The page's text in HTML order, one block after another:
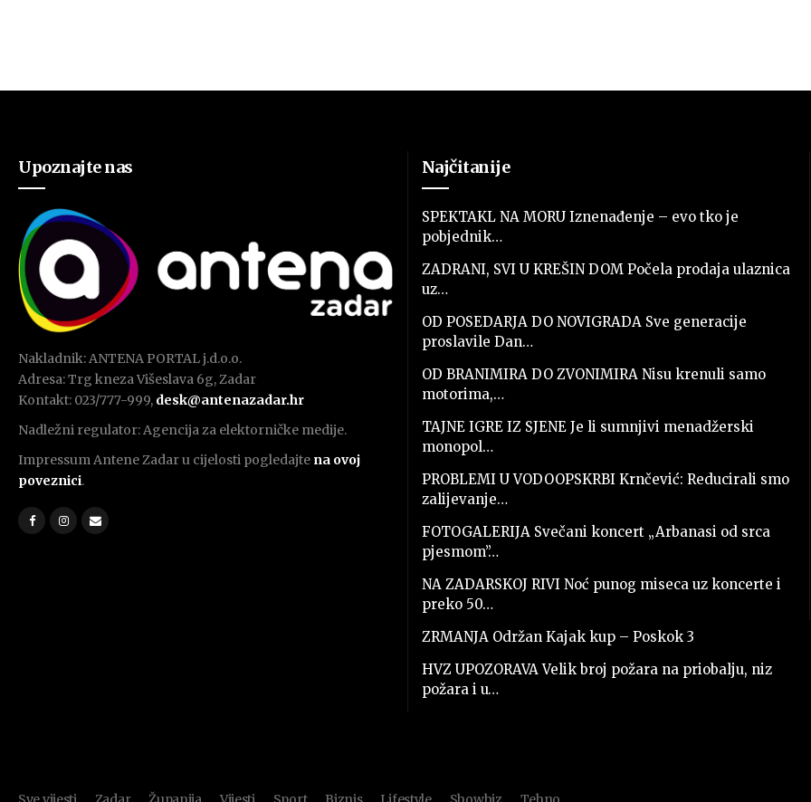
Upoznajte nas
Nakladnik: ANTENA PORTAL j.d.o.o.
Adresa: Trg kneza Višeslava 6g, Zadar
Kontakt: 023/777-999, desk@antenazadar.hr
Nadležni regulator: Agencija za elektorničke medije.
Impressum Antene Zadar u cijelosti pogledajte na ovoj
poveznici.
Najčitanije
SPEKTAKL NA MORU Iznenađenje – evo tko je
pobjednik…
ZADRANI, SVI U KREŠIN DOM Počela prodaja ulaznica
uz…
OD POSEDARJA DO NOVIGRADA Sve generacije
proslavile Dan…
OD BRANIMIRA DO ZVONIMIRA Nisu krenuli samo
motorima,…
TAJNE IGRE IZ SJENE Je li sumnjivi menadžerski
monopol…
PROBLEMI U VODOOPSKRBI Krnčević: Reducirali smo
zalijevanje…
FOTOGALERIJA Svečani koncert „Arbanasi od srca
pjesmom”…
NA ZADARSKOJ RIVI Noć punog miseca uz koncerte i
preko 50…
ZRMANJA Održan Kajak kup – Poskok 3
HVZ UPOZORAVA Velik broj požara na priobalju, niz
požara i u…